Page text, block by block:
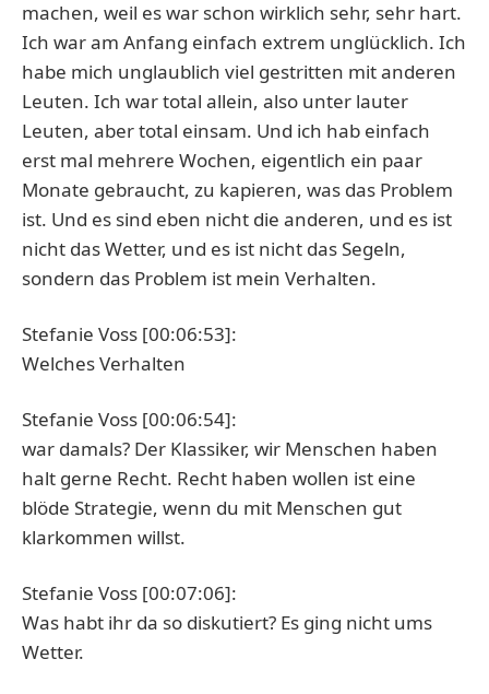
machen, weil es war schon wirklich sehr, sehr hart.
Ich war am Anfang einfach extrem unglücklich. Ich
habe mich unglaublich viel gestritten mit anderen
Leuten. Ich war total allein, also unter lauter
Leuten, aber total einsam. Und ich hab einfach
erst mal mehrere Wochen, eigentlich ein paar
Monate gebraucht, zu kapieren, was das Problem
ist. Und es sind eben nicht die anderen, und es ist
nicht das Wetter, und es ist nicht das Segeln,
sondern das Problem ist mein Verhalten.
Stefanie Voss [00:06:53]:
Welches Verhalten
Stefanie Voss [00:06:54]:
war damals? Der Klassiker, wir Menschen haben
halt gerne Recht. Recht haben wollen ist eine
blöde Strategie, wenn du mit Menschen gut
klarkommen willst.
Stefanie Voss [00:07:06]:
Was habt ihr da so diskutiert? Es ging nicht ums
Wetter.